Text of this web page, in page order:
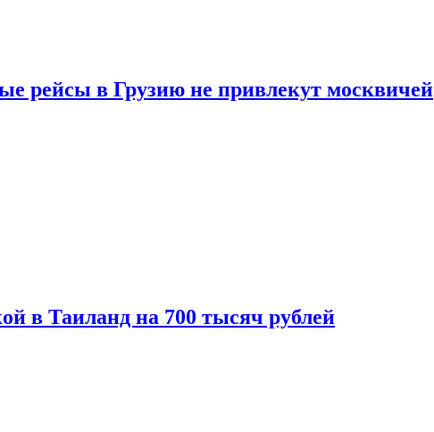
рейсы в Грузию не привлекут москвичей
в Таиланд на 700 тысяч рублей